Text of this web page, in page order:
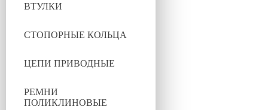
ВТУЛКИ
СТОПОРНЫЕ КОЛЬЦА
ЦЕПИ ПРИВОДНЫЕ
РЕМНИ
ПОЛИКЛИНОВЫЕ